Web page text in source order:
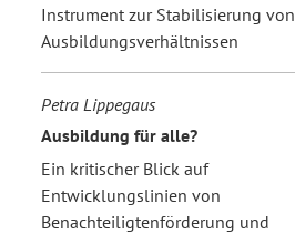
Instrument zur Stabilisierung von
Ausbildungsverhältnissen
Petra Lippegaus
Ausbildung für alle?
Ein kritischer Blick auf
Entwicklungslinien von
Benachteiligtenförderung und